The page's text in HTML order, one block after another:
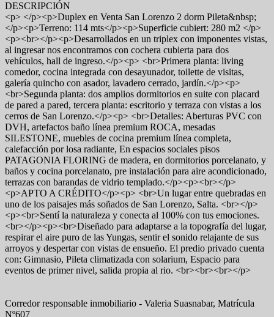
DESCRIPCIÓN
<p> </p><p>Duplex en Venta San Lorenzo 2 dorm Pileta&nbsp;
</p><p>Terreno: 114 mts</p><p>Superficie cubiert: 280 m2 </p>
<p><br></p><p>Desarrollados en un triplex con imponentes vistas,
al ingresar nos encontramos con cochera cubierta para dos
vehículos, hall de ingreso.</p><p> <br>Primera planta: living
comedor, cocina integrada con desayunador, toilette de visitas,
galería quincho con asador, lavadero cerrado, jardín.</p><p>
<br>Segunda planta: dos amplios dormitorios en suite con placard
de pared a pared, tercera planta: escritorio y terraza con vistas a los
cerros de San Lorenzo.</p><p> <br>Detalles: Aberturas PVC con
DVH, artefactos baño línea premium ROCA, mesadas
SILESTONE, muebles de cocina premium línea completa,
calefacción por losa radiante, En espacios sociales pisos
PATAGONIA FLORING de madera, en dormitorios porcelanato, y
baños y cocina porcelanato, pre instalación para aire acondicionado,
terrazas con barandas de vidrio templado.</p><p><br></p>
<p>APTO A CRÉDITO</p><p> <br>Un lugar entre quebradas en
uno de los paisajes más soñados de San Lorenzo, Salta. <br></p>
<p><br>Sentí la naturaleza y conecta al 100% con tus emociones.
<br></p><p><br>Diseñado para adaptarse a la topografía del lugar,
respirar el aire puro de las Yungas, sentir el sonido relajante de sus
arroyos y despertar con vistas de ensueño. El predio privado cuenta
con: Gimnasio, Pileta climatizada con solarium, Espacio para
eventos de primer nivel, salida propia al rio. <br><br><br></p>
Corredor responsable inmobiliario - Valeria Suasnabar, Matrícula
Nº607